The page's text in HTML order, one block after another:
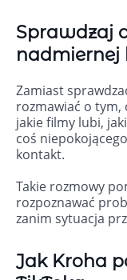
Sprawdzaj
nadmiernej
Zamiast
rozmawiać o tym,
jakie filmy lubi,
coś
kontakt.
Takie rozmowy
rozpoznawać
zanim sytuacja
Jak Kroha